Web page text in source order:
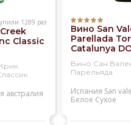
1289 раз
Classic
австралия
Вино San
Parellada
Catalunya
Вино Сан
Парельяда
Испания San
Белое Сухое